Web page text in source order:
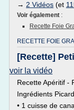
→ 2 Vidéos (et
Voir également :
Recette Foie
RECETTE FOIE
[Recette]
voir la vidéo
Recette Apéritif -
Ingrédients Picard
• 1 cuisse de